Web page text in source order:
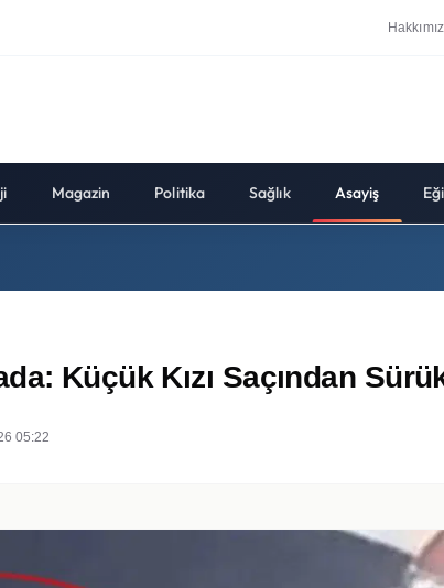
Magazin Politika Sağlık Asayiş
Küçük Kızı Saçından
05:22